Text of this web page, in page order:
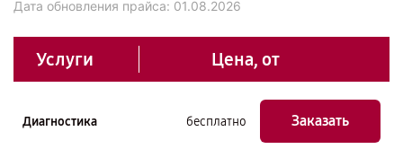
Дата обновления прайса: 01.08.2026
Услуги Цена, от
Диагностика бесплатно Заказать